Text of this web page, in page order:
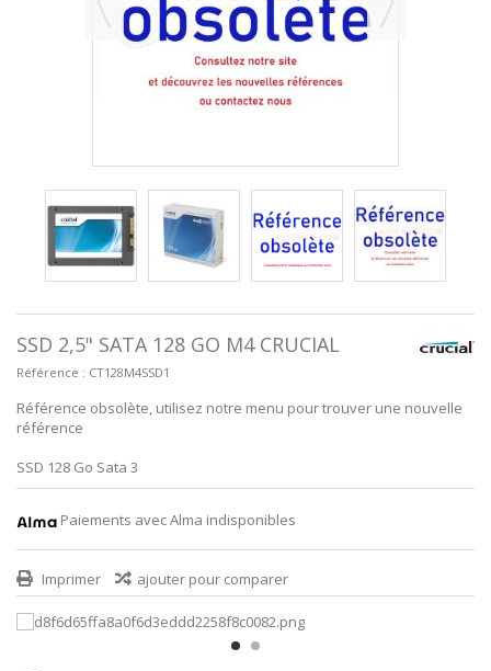
SSD 2,5" SATA 128 GO M4 CRUCIAL
Référence : CT128M4SSD1
Référence obsolète, utilisez notre menu pour trouver une nouvelle
référence
SSD 128 Go Sata 3
Paiements avec Alma indisponibles
Imprimer ajouter pour comparer